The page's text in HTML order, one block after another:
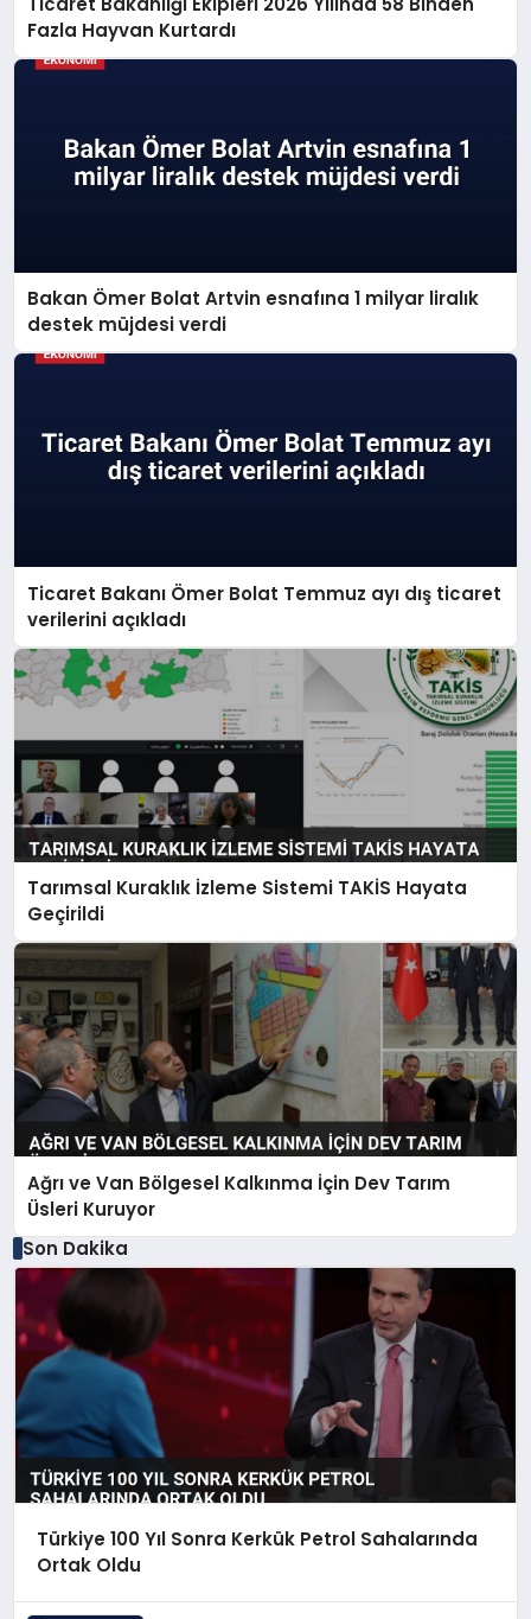
Fazla Hayvan Kurtardı
Bakan Ömer Bolat Artvin esnafına 1 milyar liralık
destek müjdesi verdi
Ticaret Bakanı Ömer Bolat Temmuz ayı dış ticaret
verilerini açıkladı
Tarımsal Kuraklık İzleme Sistemi TAKİS Hayata
Geçirildi
Ağrı ve Van Bölgesel Kalkınma İçin Dev Tarım
Üsleri Kuruyor
Son Dakika
Türkiye 100 Yıl Sonra Kerkük Petrol Sahalarında
Ortak Oldu